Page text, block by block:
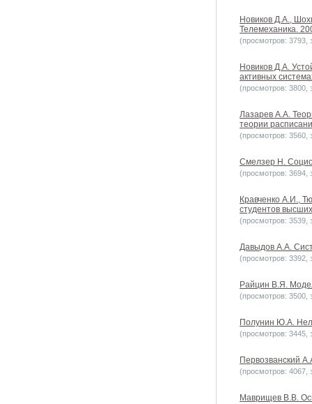
Новиков Д.А.,
Телемеханика.
(просмотров: 3793,
Новиков Д.А.
активных
(просмотров: 3800,
Лазарев А.А.
теории
(просмотров: 3560,
Смелзер Н.
(просмотров: 3694,
Кравченко А.И.,
студентов
(просмотров: 3539,
Давыдов А.А.
(просмотров: 3392,
Райцин В.Я.
(просмотров: 3500,
Полунин Ю.А.
(просмотров: 3445,
Первозванский
(просмотров: 4067,
Маврищев В.В.